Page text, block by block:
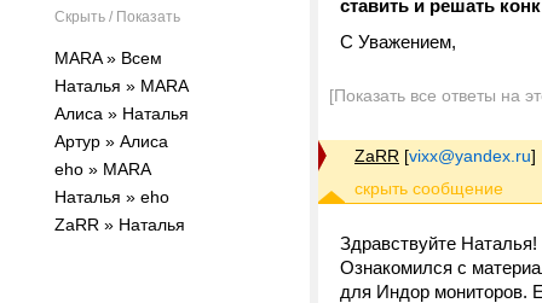
Скрыть / Показать
MARA » Всем
Наталья » MARA
Алиса » Наталья
Артур » Алиса
eho » MARA
Наталья » eho
ZaRR » Наталья
ставить и решать
С Уважением,
[Показать все ответы на
ZaRR [vixx@yandex.ru]
Здравствуйте Наталья!
Ознакомился с
для Индор мониторов.